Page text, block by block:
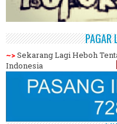
PAGAR
~>Sekarang Lagi Heboh
Indonesia
Memang Harus Jelas Apa
Seharusnya Yang Dipagar itu